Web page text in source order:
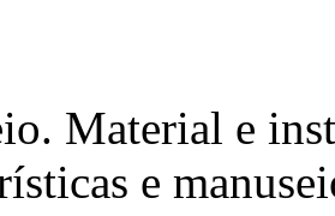
Material e
e